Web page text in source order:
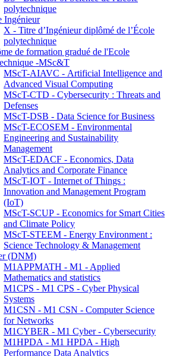
polytechnique
Ingénieur
X - Titre d’Ingénieur diplômé de l’École
polytechnique
de formation gradué de l'Ecole
-MSc&T
MScT-AIAVC - Artificial Intelligence and
Advanced Visual Computing
MScT-CTD - Cybersecurity : Threats and
Defenses
MScT-DSB - Data Science for Business
MScT-ECOSEM - Environmental
Engineering and Sustainability
Management
MScT-EDACF - Economics, Data
Analytics and Corporate Finance
MScT-IOT - Internet of Things :
Innovation and Management Program
(IoT)
MScT-SCUP - Economics for Smart Cities
and Climate Policy
MScT-STEEM - Energy Environment :
Science Technology & Management
(DNM)
M1APPMATH - M1 - Applied
Mathematics and statistics
M1CPS - M1 CPS - Cyber Physical
Systems
M1CSN - M1 CSN - Computer Science
for Networks
M1CYBER - M1 Cyber - Cybersecurity
M1HPDA - M1 HPDA - High
Performance Data Analytics